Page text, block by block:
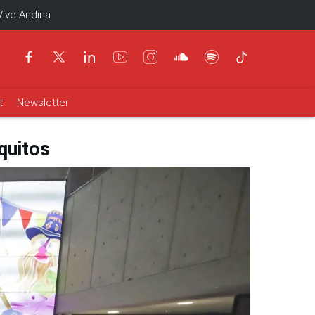
Andina
Newsletter